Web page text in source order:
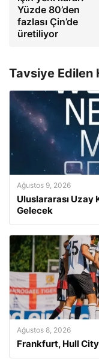
Yüzde 80’den
fazlası Çin’de
üretiliyor
Tavsiye Edilen
Ağustos 9, 2026
Uluslararası Uzay
Gelecek
Ağustos 8, 2026
Frankfurt, Hull